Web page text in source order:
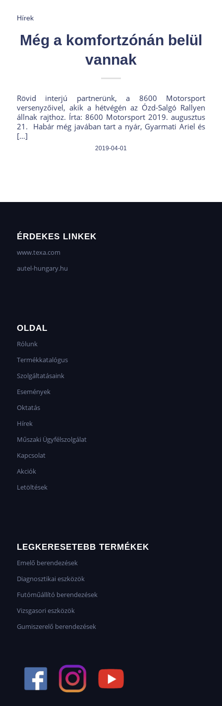
Hírek
Még a komfortzónán belül
vannak
Rövid interjú partnerünk, a 8600 Motorsport
versenyzőivel, akik a hétvégén az Ózd-Salgó Rallyen
állnak rajthoz. Írta: 8600 Motorsport 2019. augusztus
21. Habár még javában tart a nyár, Gyarmati Ariel és
[…]
2019-04-01
ÉRDEKES LINKEK
www.texa.com
autel-hungary.hu
OLDAL
Rólunk
Termékkatalógus
Szolgáltatásaink
Események
Oktatás
Hírek
Műszaki Ügyfélszolgálat
Kapcsolat
Akciók
Letöltések
LEGKERESETEBB TERMÉKEK
Emelő berendezések
Diagnosztikai eszközök
Futóműállító berendezések
Vizsgasori eszközök
Gumiszerelő berendezések